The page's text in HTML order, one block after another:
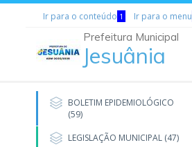
Ir para o conteúdo 1 Ir para o menu
Prefeitura Municipal
Jesuânia
BOLETIM EPIDEMIOLÓGICO
(59)
LEGISLAÇÃO MUNICIPAL (47)